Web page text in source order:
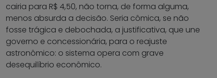
cairia para R$ 4,50, não torna, de forma alguma,
menos absurda a decisão. Seria cômica, se não
fosse trágica e debochada, a justificativa, que une
governo e concessionária, para o reajuste
astronômico: o sistema opera com grave
desequilíbrio econômico.